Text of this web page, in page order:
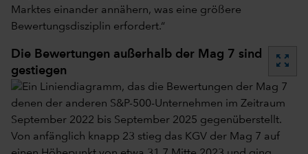
Marktes einander annähern, was eine größere
Bewertungsdisziplin erfordert.“
Die Bewertungen außerhalb der Mag 7 sind
gestiegen
zoom_out_map